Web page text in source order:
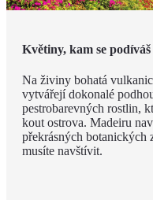
Květiny, kam se podíváš
Na živiny bohatá
vytvářejí dokonalé
pestrobarevných rostlin,
kout ostrova. Madeiru
překrásných botanických
musíte navštívit.